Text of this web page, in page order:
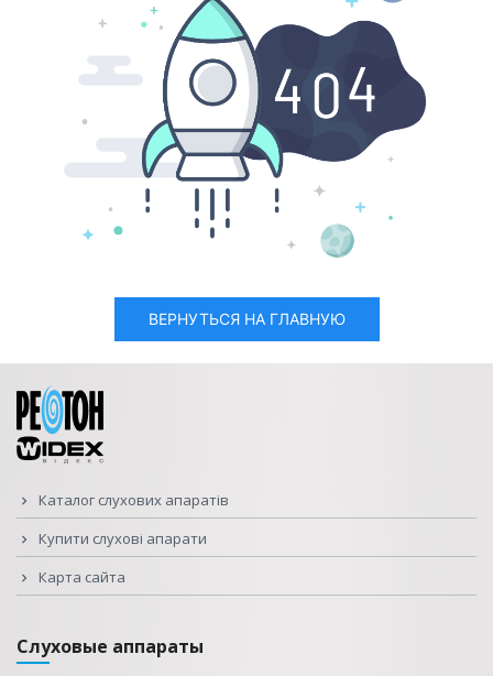
ВЕРНУТЬСЯ НА ГЛАВНУЮ
Каталог слухових апаратів
Купити слухові апарати
Карта сайта
Слуховые аппараты